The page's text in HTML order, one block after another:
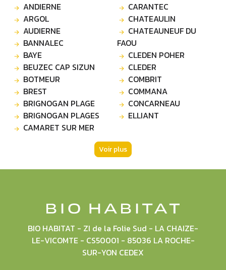
ANDIERNE
ARGOL
AUDIERNE
BANNALEC
BAYE
BEUZEC CAP SIZUN
BOTMEUR
BREST
BRIGNOGAN PLAGE
BRIGNOGAN PLAGES
CAMARET SUR MER
CARANTEC
CHATEAULIN
CHATEAUNEUF DU
FAOU
CLEDEN POHER
CLEDER
COMBRIT
COMMANA
CONCARNEAU
ELLIANT
Voir plus
BIO HABITAT - ZI de la Folie Sud - LA CHAIZE-
LE-VICOMTE - CS50001 - 85036 LA ROCHE-
SUR-YON CEDEX